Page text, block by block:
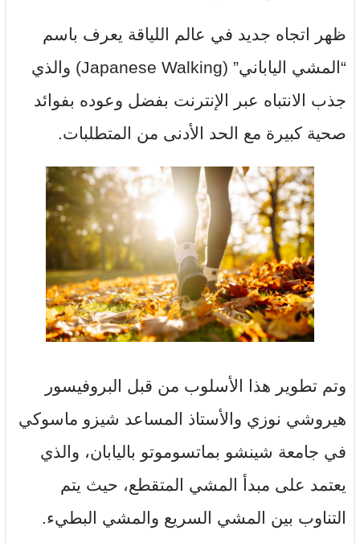
ظهر اتجاه جديد في عالم اللياقة يعرف باسم
“المشي الياباني” (Japanese Walking) والذي
جذب الانتباه عبر الإنترنت بفضل وعوده بفوائد
صحية كبيرة مع الحد الأدنى من المتطلبات.
وتم تطوير هذا الأسلوب من قبل البروفيسور
هيروشي نوزي والأستاذ المساعد شيزو ماسوكي
في جامعة شينشو بماتسوموتو باليابان، والذي
يعتمد على مبدأ المشي المتقطع، حيث يتم
التناوب بين المشي السريع والمشي البطيء.